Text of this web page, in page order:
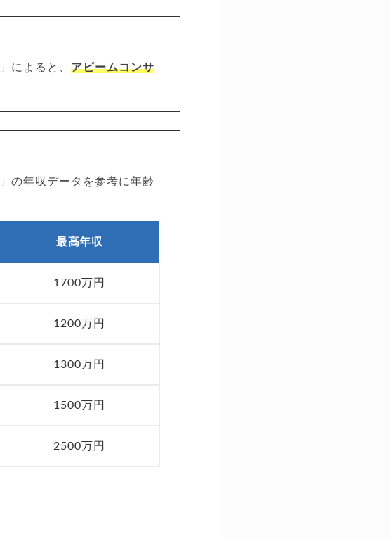
」によると、アビームコンサ
」の年収データを参考に年齢
最高年収
1700万円
1200万円
1300万円
1500万円
2500万円